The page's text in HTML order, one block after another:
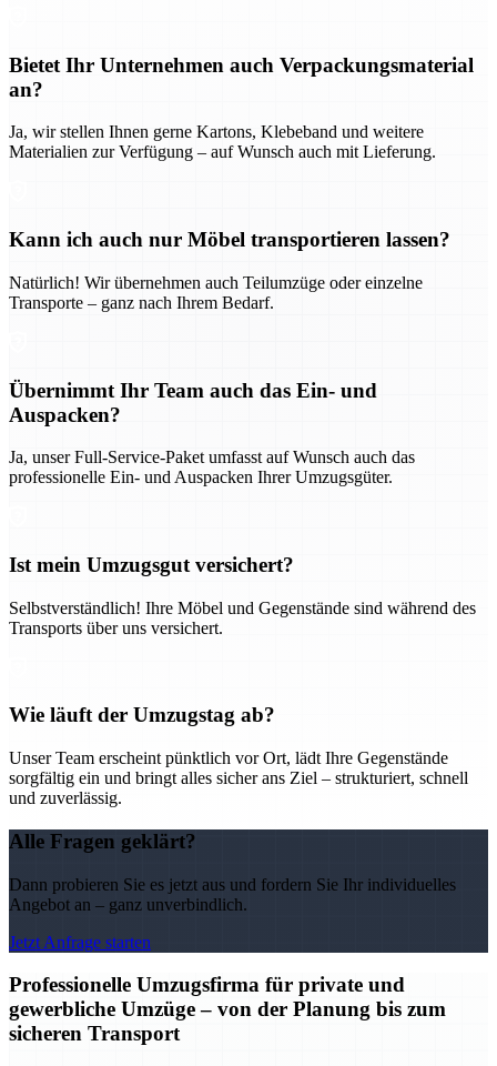
Bietet Ihr Unternehmen auch Verpackungsmaterial
an?
Ja, wir stellen Ihnen gerne Kartons, Klebeband und weitere
Materialien zur Verfügung – auf Wunsch auch mit Lieferung.
Kann ich auch nur Möbel transportieren lassen?
Natürlich! Wir übernehmen auch Teilumzüge oder einzelne
Transporte – ganz nach Ihrem Bedarf.
Übernimmt Ihr Team auch das Ein- und
Auspacken?
Ja, unser Full-Service-Paket umfasst auf Wunsch auch das
professionelle Ein- und Auspacken Ihrer Umzugsgüter.
Ist mein Umzugsgut versichert?
Selbstverständlich! Ihre Möbel und Gegenstände sind während des
Transports über uns versichert.
Wie läuft der Umzugstag ab?
Unser Team erscheint pünktlich vor Ort, lädt Ihre Gegenstände
sorgfältig ein und bringt alles sicher ans Ziel – strukturiert, schnell
und zuverlässig.
Alle Fragen geklärt?
Dann probieren Sie es jetzt aus und fordern Sie Ihr individuelles
Angebot an – ganz unverbindlich.
Jetzt Anfrage starten
Professionelle Umzugsfirma für private und
gewerbliche Umzüge – von der Planung bis zum
sicheren Transport